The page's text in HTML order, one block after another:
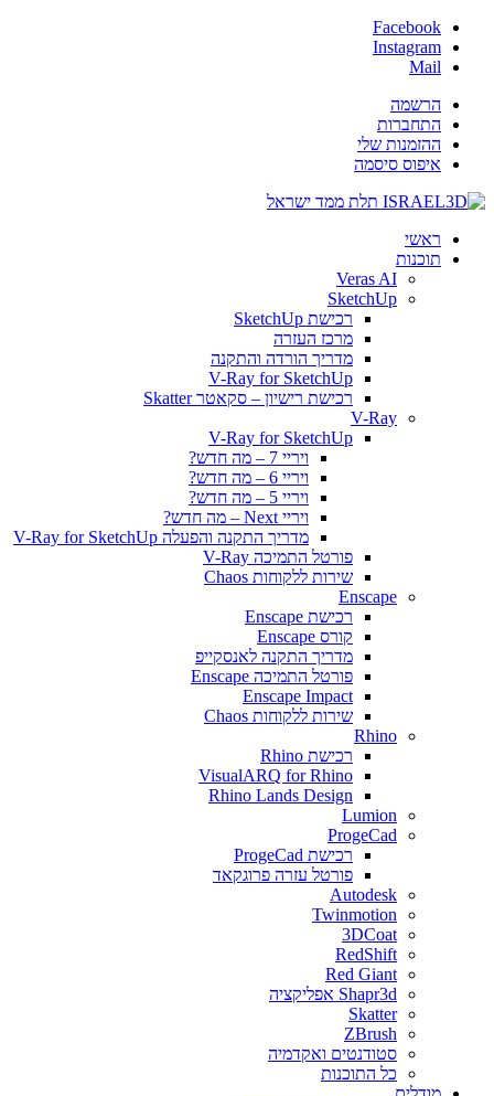
Facebook
Instagram
Mail
הרשמה
התחברות
ההזמנות שלי
איפוס סיסמה
ראשי
תוכנות
Veras AI
SketchUp
רכישת SketchUp
מרכז העזרה
מדריך הורדה והתקנה
V-Ray for SketchUp
רכישת רישיון – סקאטר Skatter
V-Ray
V-Ray for SketchUp
ויריי 7 – מה חדש?
ויריי 6 – מה חדש?
ויריי 5 – מה חדש?
ויריי Next – מה חדש?
מדריך התקנה והפעלה V-Ray for SketchUp
פורטל התמיכה V-Ray
שירות ללקוחות Chaos
Enscape
רכישת Enscape
קורס Enscape
מדריך התקנה לאנסקייפ
פורטל התמיכה Enscape
Enscape Impact
שירות ללקוחות Chaos
Rhino
רכישת Rhino
VisualARQ for Rhino
Rhino Lands Design
Lumion
ProgeCad
רכישת ProgeCad
פורטל עזרה פרוגקאד
Autodesk
Twinmotion
3DCoat
RedShift
Red Giant
Shapr3d אפליקציה
Skatter
ZBrush
סטודנטים ואקדמיה
כל התוכנות